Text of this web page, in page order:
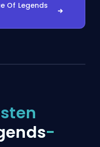
Of Legends
-